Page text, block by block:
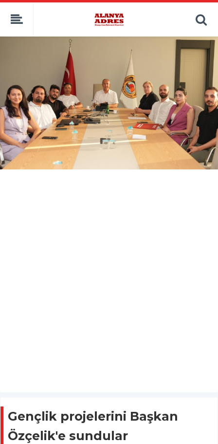
kaçak bahis
deneme bonusu
deneme bonusu veren siteler
porno izle
Gençlik projelerini Başkan
Özçelik'e sundular